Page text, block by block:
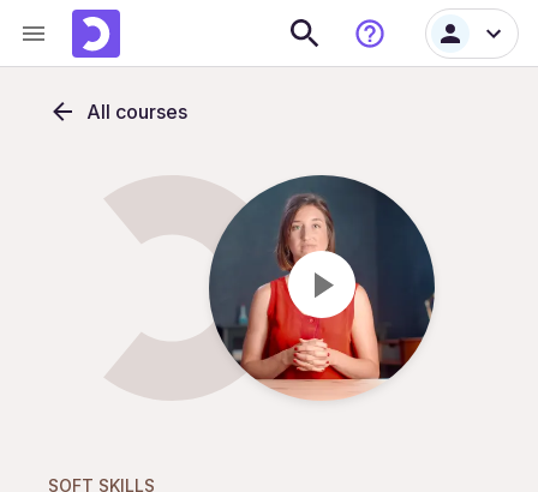
All courses
SOFT SKILLS